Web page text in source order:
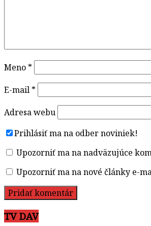
Meno *
E-mail *
Adresa webu
Prihlásiť ma na odber noviniek!
Upozorniť ma na nadväzujúce
Upozorniť ma na nové články e-
TV DAV